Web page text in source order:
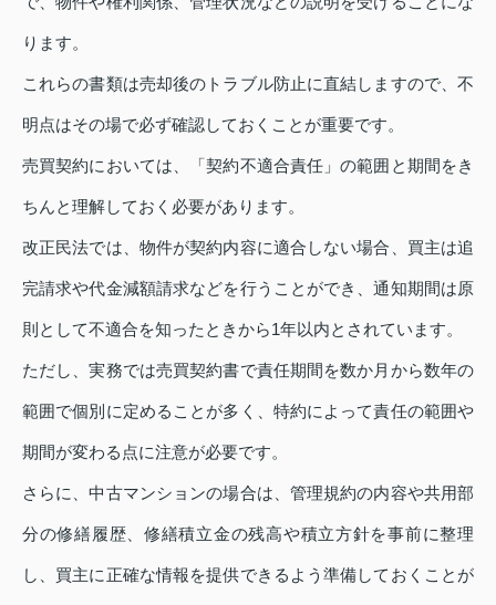
ります。
これらの書類は売却後のトラブル防止に直結しますので、不
明点はその場で必ず確認しておくことが重要です。
売買契約においては、「契約不適合責任」の範囲と期間をき
ちんと理解しておく必要があります。
改正民法では、物件が契約内容に適合しない場合、買主は追
完請求や代金減額請求などを行うことができ、通知期間は原
則として不適合を知ったときから1年以内とされています。
ただし、実務では売買契約書で責任期間を数か月から数年の
範囲で個別に定めることが多く、特約によって責任の範囲や
期間が変わる点に注意が必要です。
さらに、中古マンションの場合は、管理規約の内容や共用部
分の修繕履歴、修繕積立金の残高や積立方針を事前に整理
し、買主に正確な情報を提供できるよう準備しておくことが